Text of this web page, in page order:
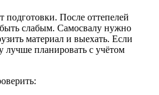
подготовки. После оттепелей
слабым. Самосвалу нужно
материал и выехать. Если
лучше планировать с учётом